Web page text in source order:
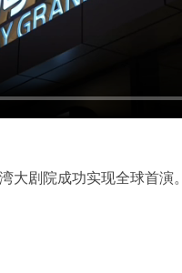
剧院成功实现全球首演。